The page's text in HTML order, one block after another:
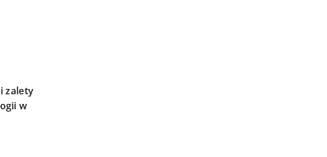
zalety
w